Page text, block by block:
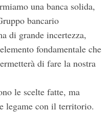
una banca solida,
bancario
di grande incertezza,
fondamentale che
di fare la nostra
le scelte fatte, ma
legame con il territorio.